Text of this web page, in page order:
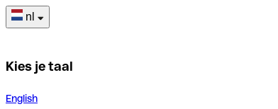
nl
Kies je taal
English